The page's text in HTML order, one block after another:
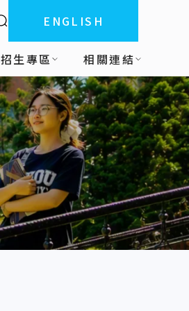
全站搜索ENGLISH
招生專區 相關連結